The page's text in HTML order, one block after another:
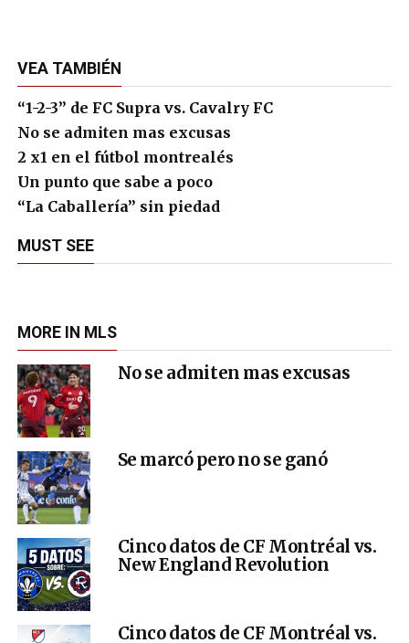
VEA TAMBIÉN
“1-2-3” de FC Supra vs. Cavalry FC
No se admiten mas excusas
2 x1 en el fútbol montrealés
Un punto que sabe a poco
“La Caballería” sin piedad
MUST SEE
MORE IN MLS
No se admiten mas excusas
Se marcó pero no se ganó
Cinco datos de CF Montréal vs.
New England Revolution
Cinco datos de CF Montréal vs.